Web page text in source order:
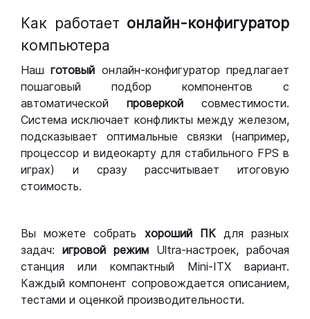
Как работает онлайн-конфигуратор
компьютера
Нашготовый онлайн-конфигуратор предлагает
пошаговый подбор компонентов с
автоматической проверкой совместимости.
Система исключает конфликты между железом,
подсказывает оптимальные связки (например,
процессор и видеокарту для стабильного FPS в
играх) и сразу рассчитывает итоговую
стоимость.
Вы можете собрать хороший ПКдля разных
задач: игровой режим Ultra-настроек, рабочая
станция или компактный Mini-ITX вариант.
Каждый компонент сопровождается описанием,
тестами и оценкой производительности.